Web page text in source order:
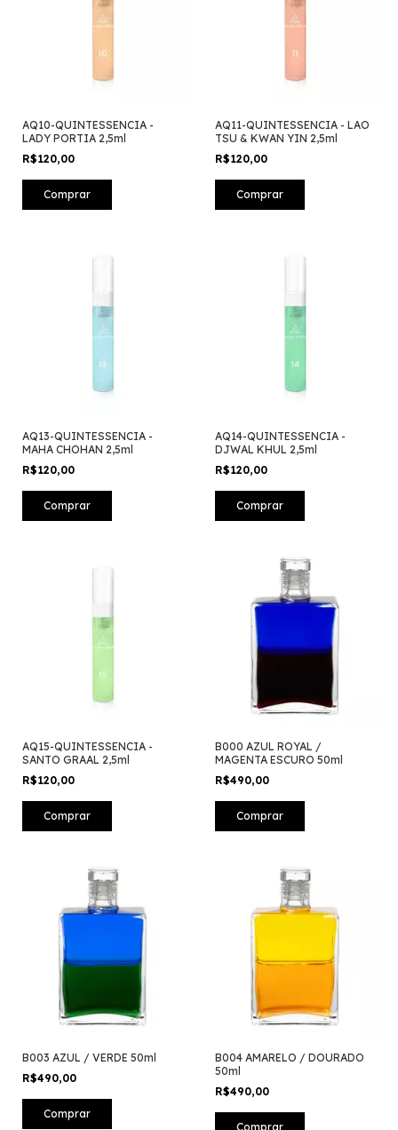
AQ10-QUINTESSENCIA -
LADY PORTIA 2,5ml
R$120,00
AQ11-QUINTESSENCIA - LAO
TSU & KWAN YIN 2,5ml
R$120,00
AQ13-QUINTESSENCIA -
MAHA CHOHAN 2,5ml
R$120,00
AQ14-QUINTESSENCIA -
DJWAL KHUL 2,5ml
R$120,00
AQ15-QUINTESSENCIA -
SANTO GRAAL 2,5ml
R$120,00
B000 AZUL ROYAL /
MAGENTA ESCURO 50ml
R$490,00
B003 AZUL / VERDE 50ml
R$490,00
B004 AMARELO / DOURADO
50ml
R$490,00